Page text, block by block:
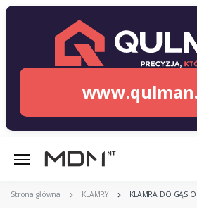
Strona główna KLAMRY KLAMRA DO